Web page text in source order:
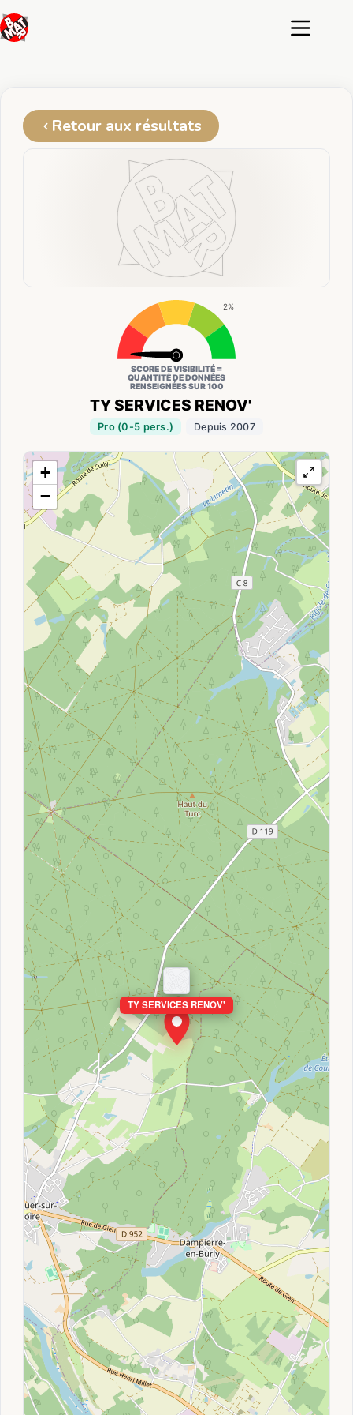
au
contenu
Retour aux résultats
TY SERVICES RENOV'
Pro (0-5 pers.) Depuis 2007
2%
SCORE DE VISIBILITÉ =
QUANTITÉ DE DONNÉES
RENSEIGNÉES SUR 100
TY SERVICES RENOV'
+
−